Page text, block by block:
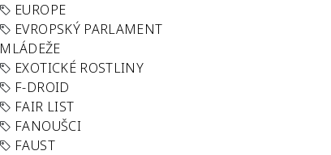
EUROPE
EVROPSKÝ PARLAMENT
MLÁDEŽE
EXOTICKÉ ROSTLINY
F-DROID
FAIR LIST
FANOUŠCI
FAUST